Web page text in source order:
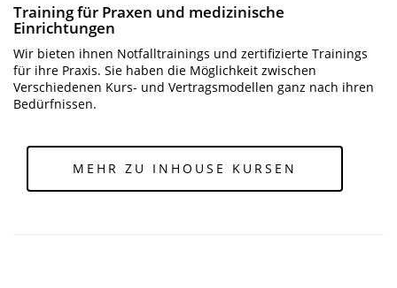
Training für Praxen und medizinische
Einrichtungen
Wir bieten ihnen Notfalltrainings und zertifizierte Trainings
für ihre Praxis. Sie haben die Möglichkeit zwischen
Verschiedenen Kurs- und Vertragsmodellen ganz nach ihren
Bedürfnissen.
MEHR ZU INHOUSE KURSEN